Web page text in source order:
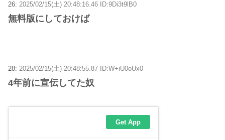
26: 2025/02/15(土) 20:48:16.46 ID:9Di3t9lB0
無料版にしておけば
28: 2025/02/15(土) 20:48:55.87 ID:W+iU0oUx0
4年前に宣伝してた奴